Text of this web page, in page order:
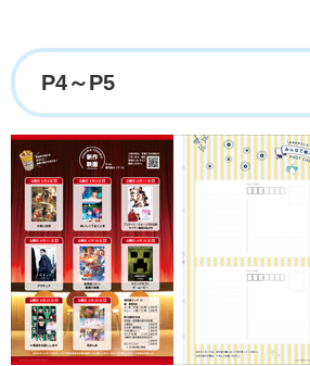
P4～P5